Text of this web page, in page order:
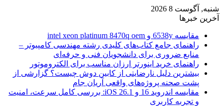
شنبه, آگوست 8 2026
آخرین خبرها
مقایسه 6538y و intel xeon platinum 8470q oem
راهنمای جامع کتاب‌های کلیدی رشته مهندسی کامپیوتر –
منابع ضروری برای دانشجویان فنی و حرفه‌ای
راهنمای خرید اینورتر ارزان مناسب برای الکتروموتور
بیشترین دلیل نارضایتی از کابین دوش چیست؟ گزارشی از
پشت صحنه پروژه‌های واقعی آریان جام
مقایسه اندروید 16 و iOS 26.1: بررسی کامل سرعت، امنیت
و تجربه کاربری